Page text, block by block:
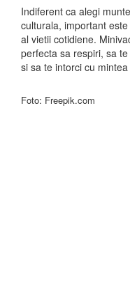
Indiferent ca alegi
culturala, important
al vietii cotidiene.
perfecta sa respiri, sa
si sa te intorci cu
Foto: Freepik.com